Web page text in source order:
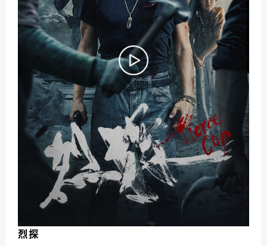
烈探